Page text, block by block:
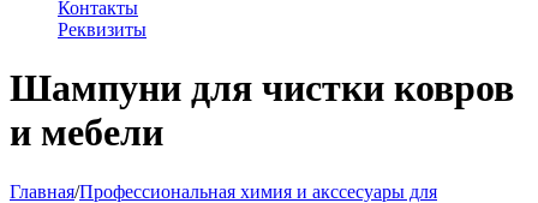
Контакты
Реквизиты
Шампуни для чистки ковров
и мебели
Главная/Профессиональная химия и акссесуары для